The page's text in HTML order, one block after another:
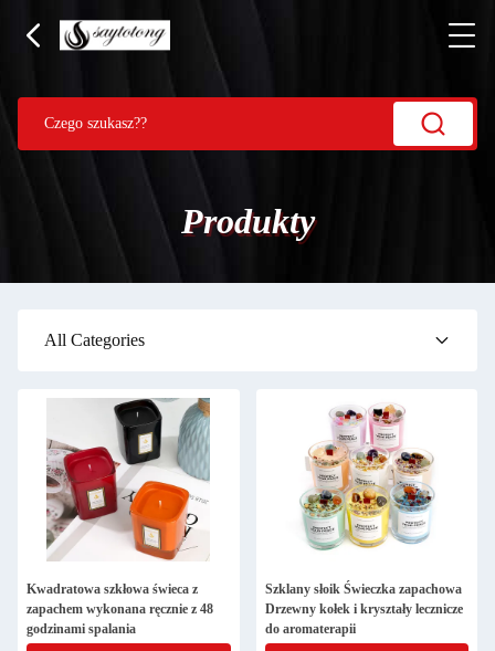
Produkty
All Categories
Kwadratowa szkłowa świeca z
zapachem wykonana ręcznie z 48
godzinami spalania
Szklany słoik Świeczka zapachowa
Drzewny kołek i kryształy lecznicze
do aromaterapii